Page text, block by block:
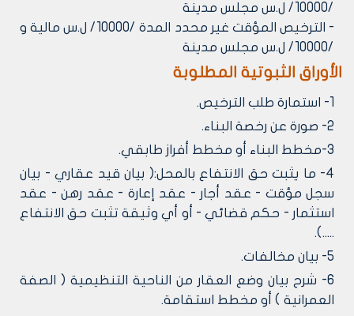
/10000/ ل.س مجلس مدينة
- الترخيص المؤقت غير محدد المدة /10000/ ل.س مالية و
/10000/ ل.س مجلس مدينة
الأوراق الثبوتية المطلوبة
1- استمارة طلب الترخيص.
2- صورة عن رخصة البناء.
3-مخطط البناء أو مخطط أفراز طابقي.
4- ما يثبت حق الانتفاع بالمحل:( بيان قيد عقاري - بيان
سجل مؤقت - عقد أجار - عقد إعارة - عقد رهن - عقد
استثمار - حكم قضائي - أو أي وثيقة تثبت حق الانتفاع
.....).
5- بيان مخالفات.
6- شرح بيان وضع العقار من الناحية التنظيمية ( الصفة
العمرانية ) أو مخطط استقامة.